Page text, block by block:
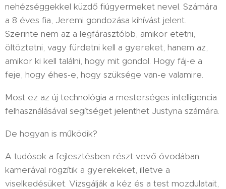
nehézséggekkel küzdő fiúgyermeket nevel. Számára
a 8 éves fia, Jeremi gondozása kihívást jelent.
Szerinte nem az a legfárasztóbb, amikor etetni,
öltöztetni, vagy fürdetni kell a gyereket, hanem az,
amikor ki kell találni, hogy mit gondol. Hogy fáj-e a
feje, hogy éhes-e, hogy szüksége van-e valamire.
Most ez az új technológia a mesterséges intelligencia
felhasználásával segítséget jelenthet Justyna számára.
De hogyan is működik?
A tudósok a fejlesztésben részt vevő óvodában
kamerával rögzítik a gyerekeket, illetve a
viselkedésüket. Vizsgálják a kéz és a test mozdulatait,